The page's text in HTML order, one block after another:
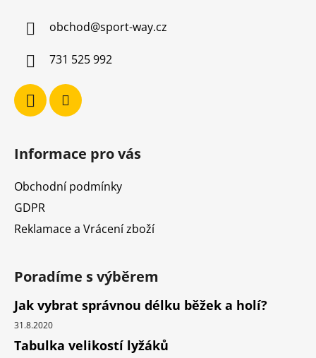
obchod@sport-way.cz
731 525 992
Informace pro vás
Obchodní podmínky
GDPR
Reklamace a Vrácení zboží
Poradíme s výběrem
Jak vybrat správnou délku běžek a holí?
31.8.2020
Tabulka velikostí lyžáků